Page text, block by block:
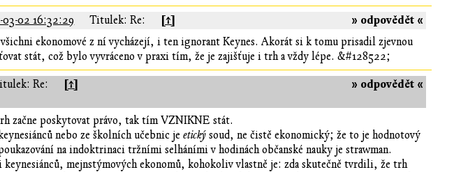
» odpovědět «
03-02 16:32:29 Titulek: Re: [↑]
ekonomové z ní vycházejí, i ten ignorant Keynes. Akorát si k tomu prisadil zjevnou
stát, což bylo vyvráceno v praxi tím, že je zajišťuje i trh a vždy lépe. &#128522;
» odpovědět «
Re: [↑]
začne poskytovat právo, tak tím VZNIKNE stát.
nebo ze školních učebnic jeetický soud, ne čistě ekonomický; že to je hodnotový
na indoktrinaci tržními selháními v hodinách občanské nauky je strawman.
mejnstýmových ekonomů, kohokoliv vlastně je: zda skutečně tvrdili, že trh